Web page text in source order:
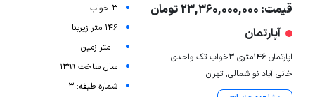
قیمت: 23,360,000,000 تومان
آپارتمان
اپارتمان 146متری 3خواب تک واحدی
خانی آباد نو شمالی, تهران
3 خواب
146 متر زیربنا
-- متر زمین
سال ساخت 1399
شماره طبقه: 3